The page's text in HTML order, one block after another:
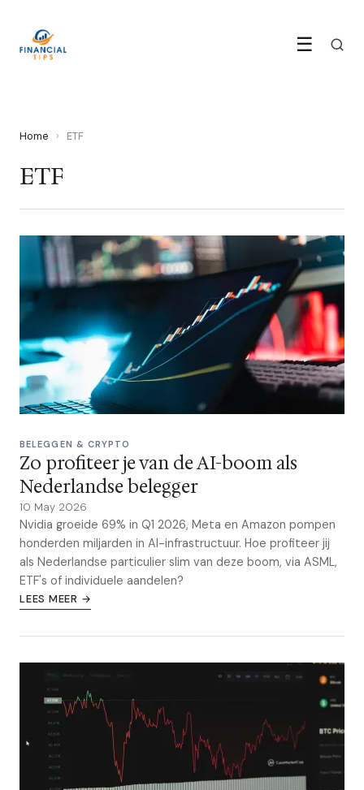
☰
Home › ETF
ETF
BELEGGEN & CRYPTO
Zo profiteer je van de AI-boom als
Nederlandse belegger
10 May 2026
Nvidia groeide 69% in Q1 2026, Meta en Amazon pompen
honderden miljarden in AI-infrastructuur. Hoe profiteer jij
als Nederlandse particulier slim van deze boom, via ASML,
ETF's of individuele aandelen?
LEES MEER →